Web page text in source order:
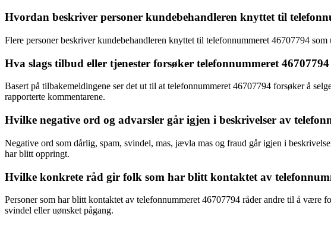
Hvordan beskriver personer kundebehandleren knyttet til
Flere personer beskriver kundebehandleren knyttet til telefonnummeret 46707794
Hva slags tilbud eller tjenester forsøker telefonnummeret
Basert på tilbakemeldingene ser det ut til at telefonnummeret 46707794 forsøker å
rapporterte kommentarene.
Hvilke negative ord og advarsler går igjen i beskrivelser av
Negative ord som dårlig, spam, svindel, mas, jævla mas og fraud går igjen i
har blitt oppringt.
Hvilke konkrete råd gir folk som har blitt kontaktet av
Personer som har blitt kontaktet av telefonnummeret 46707794 råder andre til å være
svindel eller uønsket pågang.